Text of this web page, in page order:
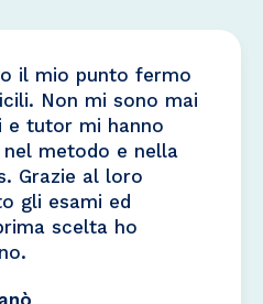
il mio punto fermo
Non mi sono mai
e tutor mi hanno
metodo e nella
Grazie al loro
gli esami ed
scelta ho